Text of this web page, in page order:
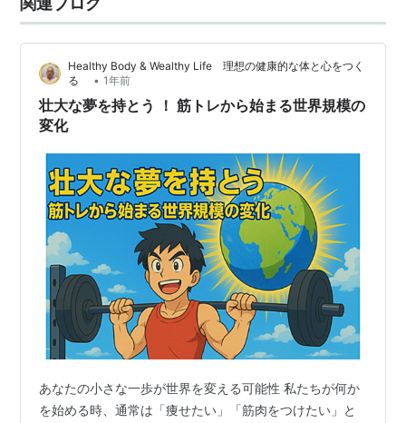
Healthy Body & Wealthy Life 理想の健康的な体と心をつく
る
• 1年前
壮大な夢を持とう ！ 筋トレから始まる世界規模の
変化
あなたの小さな一歩が世界を変える可能性 私たちが何か
を始める時、通常は「痩せたい」「筋肉をつけたい」と